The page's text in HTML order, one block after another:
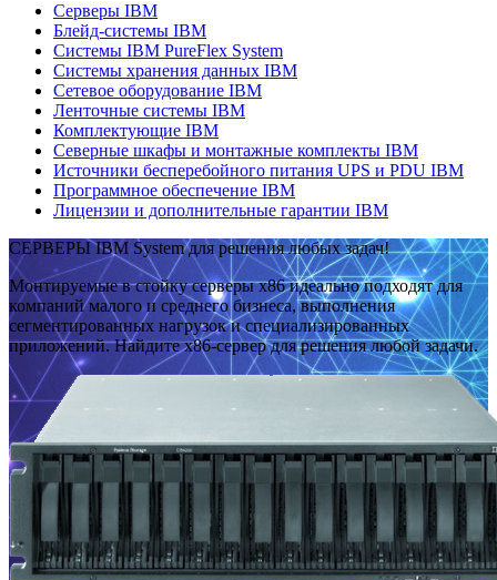
Серверы IBM
Блейд-системы IBM
Системы IBM PureFlex System
Системы хранения данных IBM
Сетевое оборудование IBM
Ленточные системы IBM
Комплектующие IBM
Северные шкафы и монтажные комплекты IBM
Источники бесперебойного питания UPS и PDU IBM
Программное обеспечение IBM
Лицензии и дополнительные гарантии IBM
СЕРВЕРЫ IBM System для решения любых задач!
Монтируемые в стойку серверы x86 идеально подходят для
компаний малого и среднего бизнеса, выполнения
сегментированных нагрузок и специализированных
приложений. Найдите x86-сервер для решения любой задачи.